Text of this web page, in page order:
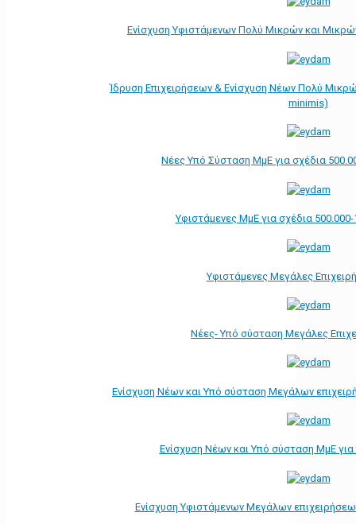
Ενίσχυση Υφιστάμενων Πολύ Μικρών και
Ίδρυση Επιχειρήσεων & Ενίσχυση Νέων Πολύ
minimis)
Νέες Υπό Σύσταση ΜμΕ για σχέδια
Υφιστάμενες ΜμΕ για σχέδια
Υφιστάμενες Μεγάλες
Νέες- Υπό σύσταση Μεγάλες
Ενίσχυση Νέων και Υπό σύσταση Μεγάλων
Ενίσχυση Νέων και Υπό σύσταση ΜμΕ
Ενίσχυση Υφιστάμενων Μεγάλων